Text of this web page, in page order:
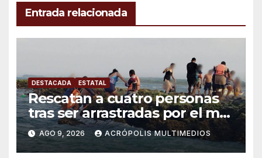
Entrada relacionada
DESTACADA ESTATAL
Rescatan a cuatro personas
tras ser arrastradas por el mar
en Chachalacas
AGO 9, 2026 ACRÓPOLIS MULTIMEDIOS